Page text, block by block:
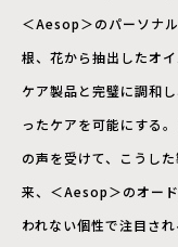
＜Aesop＞のパーソナ
根、花から抽出したオ
ケア製品と完璧に調和
ったケアを可能にする
の声を受けて、こうし
来、＜Aesop＞のオー
われない個性で注目さ